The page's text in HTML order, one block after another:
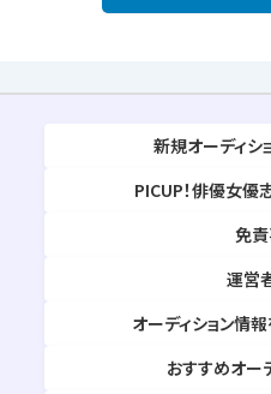
新規オーディシ
PICUP！俳優女優
免
運営
オーディション情
おすすめオー